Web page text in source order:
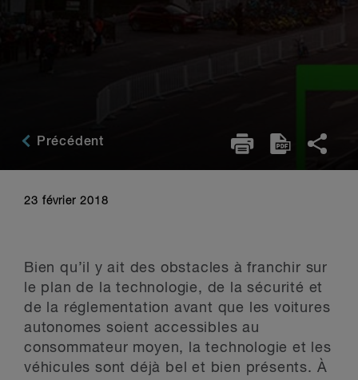
Précédent
23 février 2018
Bien qu’il y ait des obstacles à franchir sur
le plan de la technologie, de la sécurité et
de la réglementation avant que les voitures
autonomes soient accessibles au
consommateur moyen, la technologie et les
véhicules sont déjà bel et bien présents. À